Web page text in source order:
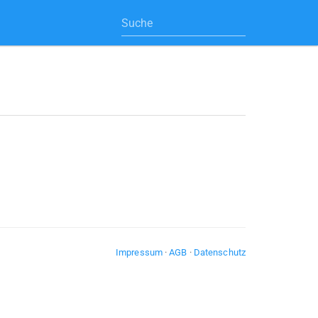
Impressum·AGB · Datenschutz